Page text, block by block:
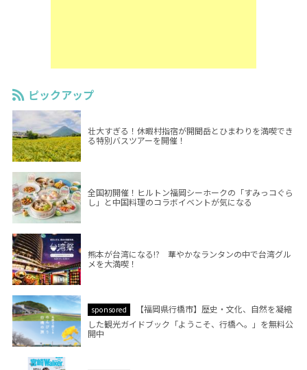
ピックアップ
壮大すぎる！休暇村指宿が開聞岳とひまわりを満喫でき
る特別バスツアーを開催！
全国初開催！ヒルトン福岡シーホークの「すみっコぐら
し」と中国料理のコラボイベントが気になる
熊本が台湾になる!? 華やかなランタンの中で台湾グル
メを大満喫！
sponsored
【福岡県行橋市】歴史・文化、自然を凝縮
した観光ガイドブック「ようこそ、行橋へ。」を無料公
開中